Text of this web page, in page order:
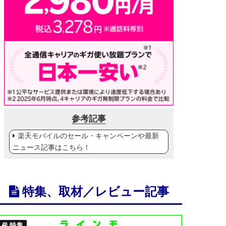
参考記事
楽天モバイルのセール・キャンペーンや最新
ニュース記事はこちら！
特集、取材／レビュー記事